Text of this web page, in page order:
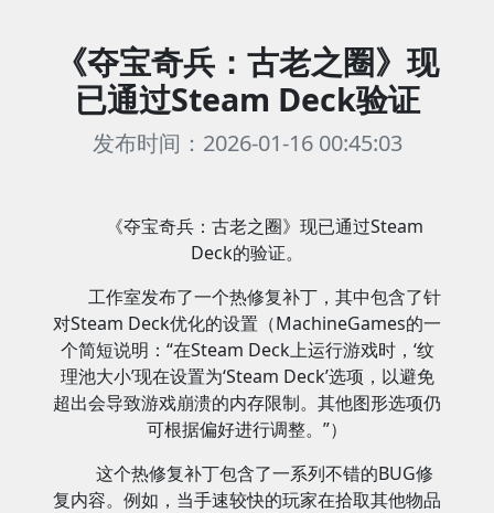
《夺宝奇兵：古老之圈》现
已通过Steam Deck验证
发布时间：2026-01-16 00:45:03
《夺宝奇兵：古老之圈》现已通过Steam
Deck的验证。
工作室发布了一个热修复补丁，其中包含了针
对Steam Deck优化的设置（MachineGames的一
个简短说明：“在Steam Deck上运行游戏时，‘纹
理池大小’现在设置为‘Steam Deck’选项，以避免
超出会导致游戏崩溃的内存限制。其他图形选项仍
可根据偏好进行调整。”）
这个热修复补丁包含了一系列不错的BUG修
复内容。例如，当手速较快的玩家在拾取其他物品